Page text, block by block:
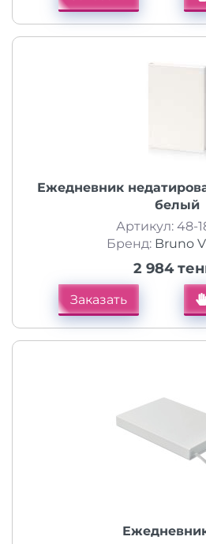
Ежедневник
белый
Артикул: 48-
Бренд: Bruno
2 984
Заказать